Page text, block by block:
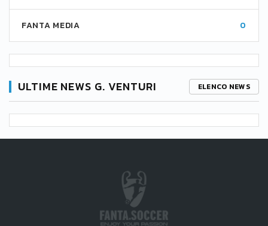
FANTA MEDIA 0
ULTIME NEWS G. VENTURI ELENCO NEWS